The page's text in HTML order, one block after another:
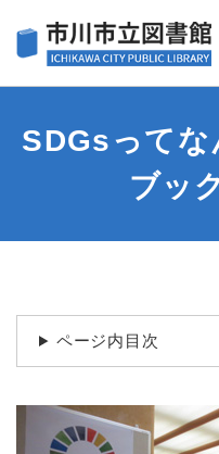
SDGsって
ブッ
ページ内目次